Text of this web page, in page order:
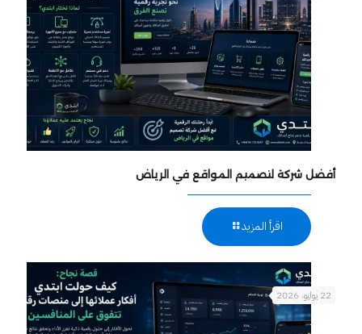
أفضل شركة لتصميم المواقع في الرياض
اقرأ المزيد
22 يوليو، 2026